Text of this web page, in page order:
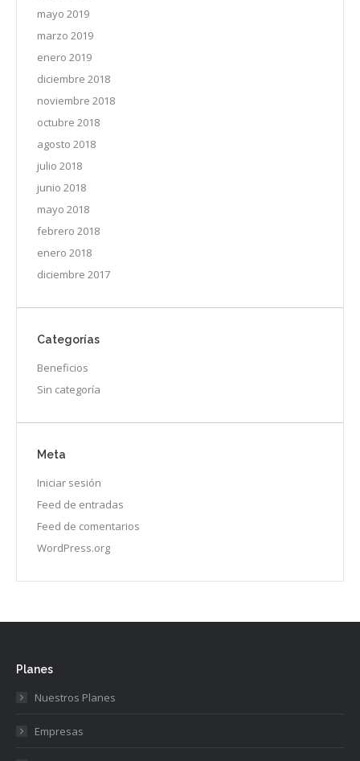
mayo 2019
marzo 2019
enero 2019
diciembre 2018
noviembre 2018
octubre 2018
agosto 2018
julio 2018
junio 2018
mayo 2018
febrero 2018
enero 2018
diciembre 2017
Categorías
Beneficios
Sin categoría
Meta
Iniciar sesión
Feed de entradas
Feed de comentarios
WordPress.org
Planes
Nuestros Planes
Empresas